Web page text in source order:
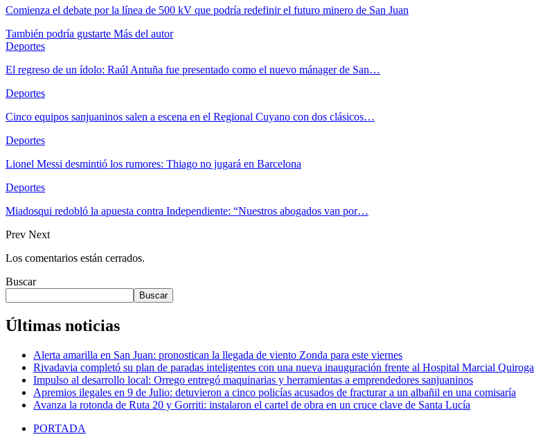
Comienza el debate por la línea de 500 kV que podría redefinir el futuro minero de San Juan
También podría gustarte Más del autor
Deportes
El regreso de un ídolo: Raúl Antuña fue presentado como el nuevo mánager de San…
Deportes
Cinco equipos sanjuaninos salen a escena en el Regional Cuyano con dos clásicos…
Deportes
Lionel Messi desmintió los rumores: Thiago no jugará en Barcelona
Deportes
Miadosqui redobló la apuesta contra Independiente: “Nuestros abogados van por…
Prev Next
Los comentarios están cerrados.
Buscar
Buscar
Últimas noticias
Alerta amarilla en San Juan: pronostican la llegada de viento Zonda para este viernes
Rivadavia completó su plan de paradas inteligentes con una nueva inauguración frente al Hospital Marcial Quiroga
Impulso al desarrollo local: Orrego entregó maquinarias y herramientas a emprendedores sanjuaninos
Apremios ilegales en 9 de Julio: detuvieron a cinco policías acusados de fracturar a un albañil en una comisaría
Avanza la rotonda de Ruta 20 y Gorriti: instalaron el cartel de obra en un cruce clave de Santa Lucía
PORTADA